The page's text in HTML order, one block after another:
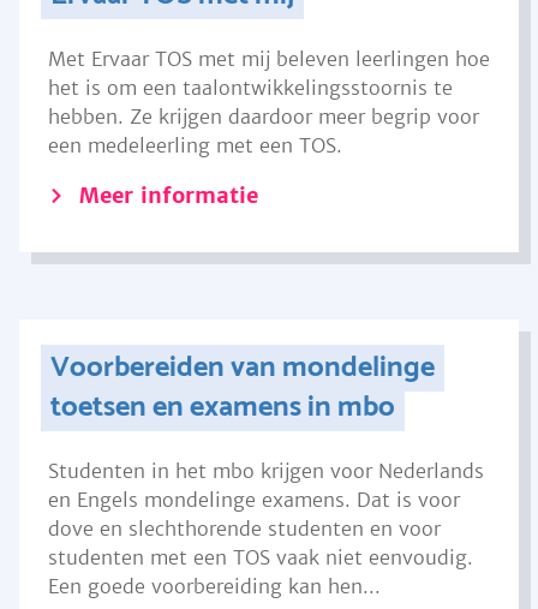
Met Ervaar TOS met mij beleven leerlingen hoe
het is om een taalontwikkelingsstoornis te
hebben. Ze krijgen daardoor meer begrip voor
een medeleerling met een TOS.
Meer informatie
Voorbereiden van mondelinge
toetsen en examens in mbo
Studenten in het mbo krijgen voor Nederlands
en Engels mondelinge examens. Dat is voor
dove en slechthorende studenten en voor
studenten met een TOS vaak niet eenvoudig.
Een goede voorbereiding kan hen...